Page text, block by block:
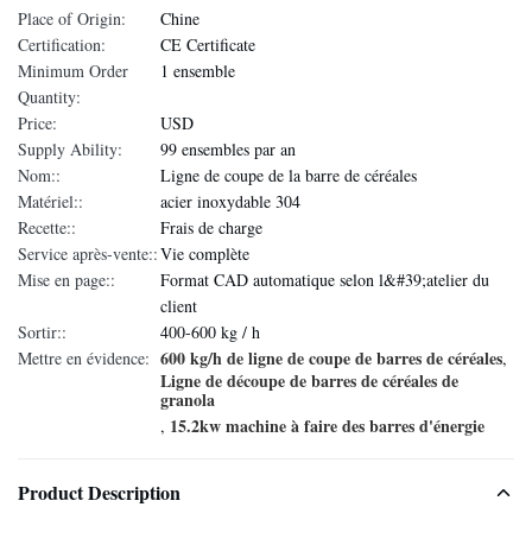
Place of Origin:
Chine
Certification:
CE Certificate
Minimum Order
Quantity:
1 ensemble
Price:
USD
Supply Ability:
99 ensembles par an
Nom::
Ligne de coupe de la barre de céréales
Matériel::
acier inoxydable 304
Recette::
Frais de charge
Service après-vente::Vie complète
Mise en page::
Format CAD automatique selon l&#39;atelier du
client
Sortir::
400-600 kg / h
Mettre en évidence: 600 kg/h de ligne de coupe de barres de céréales,
Ligne de découpe de barres de céréales de
granola
, 15.2kw machine à faire des barres d'énergie
Product Description